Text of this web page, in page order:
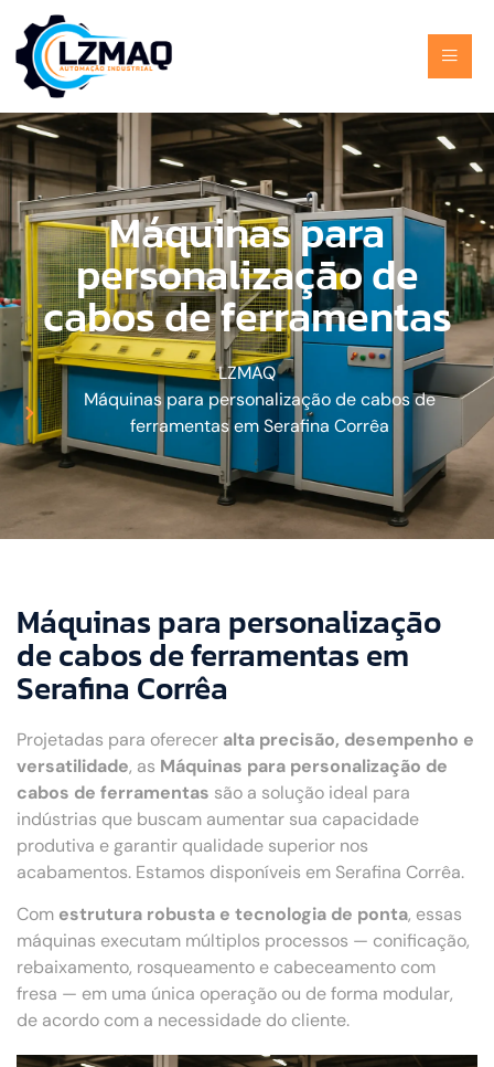
Máquinas para
personalização de
cabos de ferramentas
LZMAQ
Máquinas para personalização de cabos de
ferramentas em Serafina Corrêa
Máquinas para personalização
de cabos de ferramentas em
Serafina Corrêa
Projetadas para oferecer alta precisão, desempenho e
versatilidade, as Máquinas para personalização de
cabos de ferramentas são a solução ideal para
indústrias que buscam aumentar sua capacidade
produtiva e garantir qualidade superior nos
acabamentos. Estamos disponíveis em Serafina Corrêa.
Com estrutura robusta e tecnologia de ponta, essas
máquinas executam múltiplos processos — conificação,
rebaixamento, rosqueamento e cabeceamento com
fresa — em uma única operação ou de forma modular,
de acordo com a necessidade do cliente.